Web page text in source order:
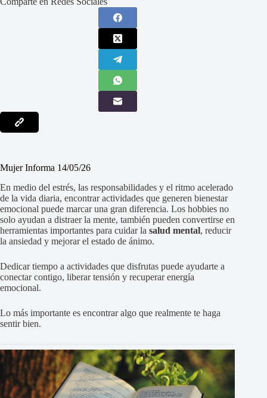
Mujer Informa 14/05/26
En medio del estrés, las responsabilidades y el ritmo acelerado
de la vida diaria, encontrar actividades que generen bienestar
emocional puede marcar una gran diferencia. Los hobbies no
solo ayudan a distraer la mente, también pueden convertirse en
herramientas importantes para cuidar la salud mental, reducir
la ansiedad y mejorar el estado de ánimo.
Dedicar tiempo a actividades que disfrutas puede ayudarte a
conectar contigo, liberar tensión y recuperar energía
emocional.
Lo más importante es encontrar algo que realmente te haga
sentir bien.